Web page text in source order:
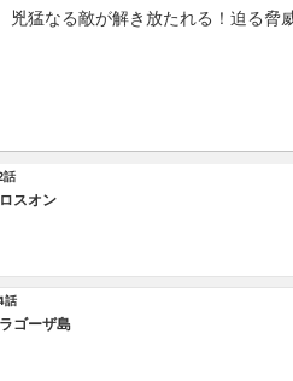
兇猛なる敵が解き放たれる！迫る脅
話
スオン
話
ラゴーザ島